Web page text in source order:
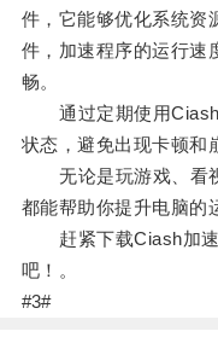
件，它能够优化系统资
件，加速程序的运行速
畅。
通过定期使用Ciash
状态，避免出现卡顿和
无论是玩游戏、看视
都能帮助你提升电脑的
赶紧下载Ciash加速
吧！。
#3#